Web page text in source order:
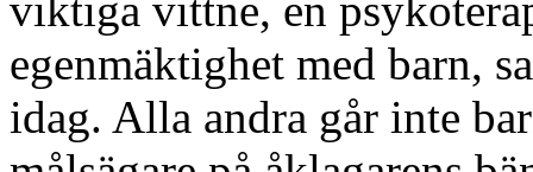
egenmäktighet med barn,
idag. Alla andra går inte